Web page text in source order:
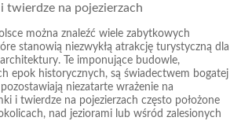
twierdze na pojezierzach
można znaleźć wiele zabytkowych
stanowią niezwykłą atrakcję turystyczną dla
Te imponujące budowle,
epok historycznych, są świadectwem bogatej
niezatarte wrażenie na
i twierdze na pojezierzach często położone
nad jeziorami lub wśród zalesionych